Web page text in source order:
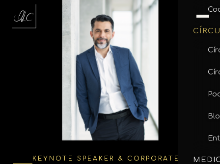
KEYNOTE SPEAKER & CORPORATE